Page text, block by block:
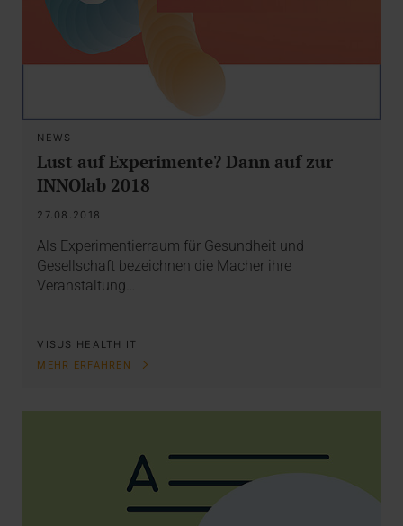
NEWS
Lust auf Experimente? Dann auf zur
INNOlab 2018
27.08.2018
Als Experimentierraum für Gesundheit und
Gesellschaft bezeichnen die Macher ihre
Veranstaltung…
VISUS HEALTH IT
MEHR ERFAHREN